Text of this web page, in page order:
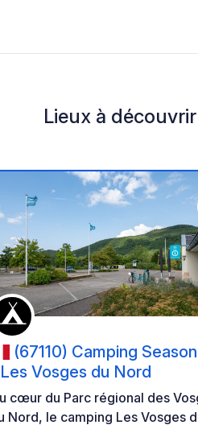
Lieux à découvrir
(67110) Camping
Vosges du Nord
cœur du Parc régional des
Nord, le camping Les Vosges